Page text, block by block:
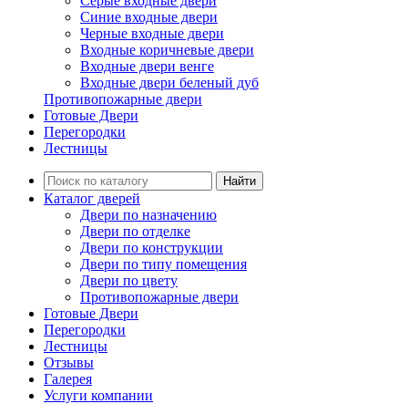
Синие входные двери
Черные входные двери
Входные коричневые двери
Входные двери венге
Входные двери беленый дуб
Противопожарные двери
Готовые Двери
Перегородки
Лестницы
Найти
Каталог дверей
Двери по назначению
Двери по отделке
Двери по конструкции
Двери по типу помещения
Двери по цвету
Противопожарные двери
Готовые Двери
Перегородки
Лестницы
Отзывы
Галерея
Услуги компании